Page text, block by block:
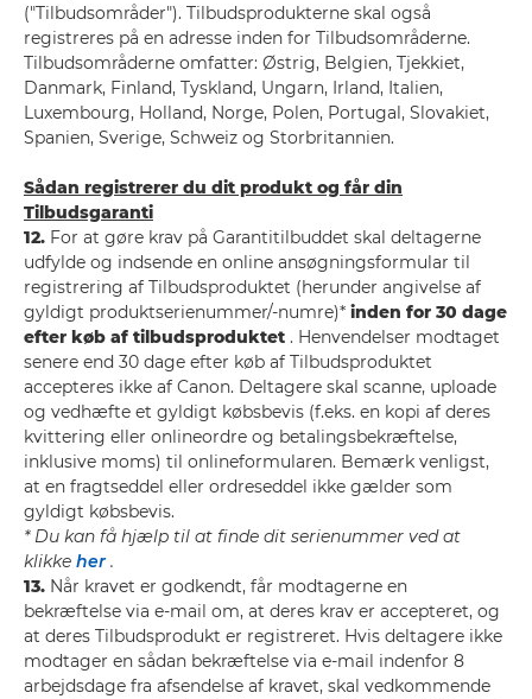
("Tilbudsområder"). Tilbudsprodukterne skal også
registreres på en adresse inden for Tilbudsområderne.
Tilbudsområderne omfatter: Østrig, Belgien, Tjekkiet,
Danmark, Finland, Tyskland, Ungarn, Irland, Italien,
Luxembourg, Holland, Norge, Polen, Portugal, Slovakiet,
Spanien, Sverige, Schweiz og Storbritannien.
Sådan registrerer du dit produkt og får din
Tilbudsgaranti
12. For at gøre krav på Garantitilbuddet skal deltagerne
udfylde og indsende en online ansøgningsformular til
registrering af Tilbudsproduktet (herunder angivelse af
gyldigt produktserienummer/-numre)* inden for 30 dage
efter køb af tilbudsproduktet . Henvendelser modtaget
senere end 30 dage efter køb af Tilbudsproduktet
accepteres ikke af Canon. Deltagere skal scanne, uploade
og vedhæfte et gyldigt købsbevis (f.eks. en kopi af deres
kvittering eller onlineordre og betalingsbekræftelse,
inklusive moms) til onlineformularen. Bemærk venligst,
at en fragtseddel eller ordreseddel ikke gælder som
gyldigt købsbevis.
* Du kan få hjælp til at finde dit serienummer ved at
klikke her.
13. Når kravet er godkendt, får modtagerne en
bekræftelse via e-mail om, at deres krav er accepteret, og
at deres Tilbudsprodukt er registreret. Hvis deltagere ikke
modtager en sådan bekræftelse via e-mail indenfor 8
arbejdsdage fra afsendelse af kravet, skal vedkommende